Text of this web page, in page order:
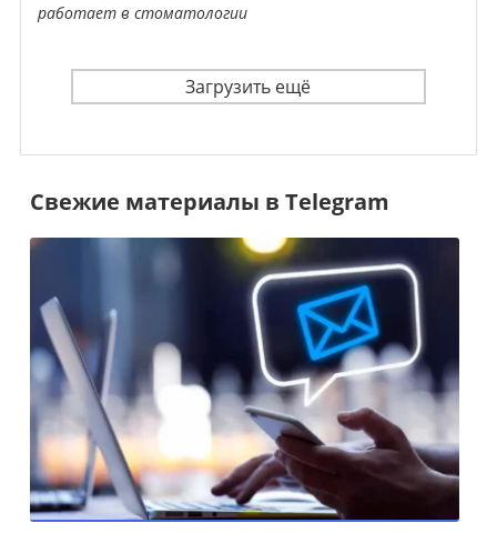
работает в стоматологии
Загрузить ещё
Свежие материалы в Telegram